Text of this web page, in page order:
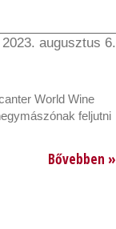
2023. augusztus 6.
World Wine
feljutni
Bővebben »